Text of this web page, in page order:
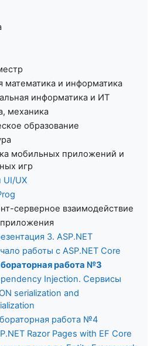
математика и информатика
информатика и ИТ
механика
образование
мобильных приложений и
игр
UI/UX
серверное взаимодействие
3. ASP.NET
работы с ASP.NET Core
работа №3
Injection. Сервисы
serialization and
работа №4
Razor Pages with EF Core